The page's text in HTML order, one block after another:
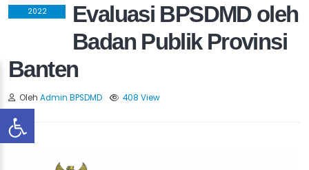
2022
Evaluasi BPSDMD oleh
Badan Publik Provinsi
Banten
Oleh Admin BPSDMD 408 View